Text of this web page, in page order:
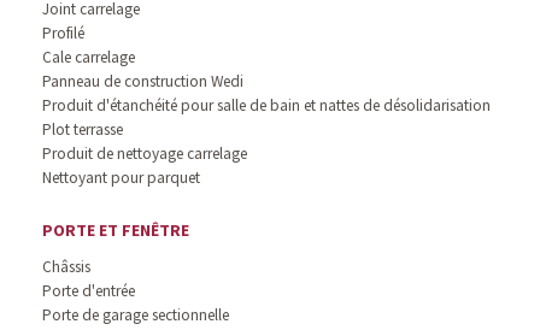
Joint carrelage
Profilé
Cale carrelage
Panneau de construction Wedi
Produit d'étanchéité pour salle de bain et nattes de désolidarisation
Plot terrasse
Produit de nettoyage carrelage
Nettoyant pour parquet
PORTE ET FENÊTRE
Châssis
Porte d'entrée
Porte de garage sectionnelle